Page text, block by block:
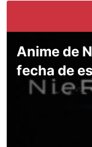
Anime de
fecha de